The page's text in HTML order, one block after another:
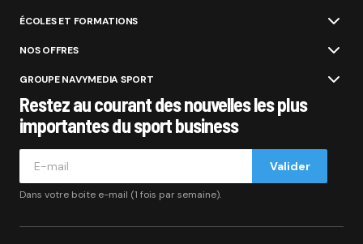
ÉCOLES ET FORMATIONS
NOS OFFRES
GROUPE NAVYMEDIA SPORT
Restez au courant des nouvelles les plus
importantes du sport business
Valider
Dans votre boite e-mail (1 fois par semaine).